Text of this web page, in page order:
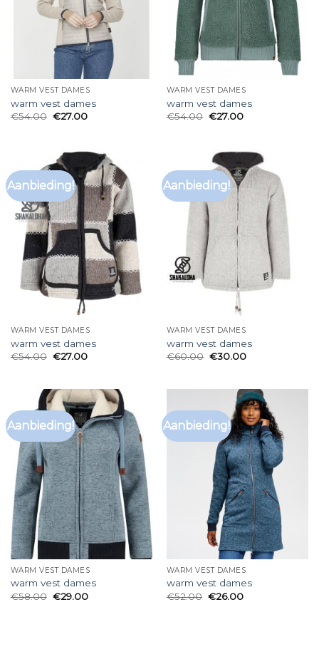
WARM VEST DAMES
warm vest dames
€54.00 €27.00
WARM VEST DAMES
warm vest dames
€54.00 €27.00
Aanbieding!
WARM VEST DAMES
warm vest dames
€54.00 €27.00
Aanbieding!
WARM VEST DAMES
warm vest dames
€60.00 €30.00
Aanbieding!
WARM VEST DAMES
warm vest dames
€58.00 €29.00
Aanbieding!
WARM VEST DAMES
warm vest dames
€52.00 €26.00